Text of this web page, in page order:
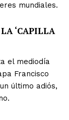
mundiales.
‘CAPILLA
el mediodía
Francisco
último adiós,